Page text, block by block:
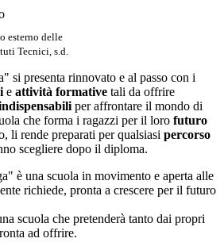
esterno delle
Tecnici, s.d.
si presenta rinnovato e al passo con i
e attività formative tali da offrire
per affrontare il mondo di
che forma i ragazzi per il loro futuro
li rende preparati per qualsiasi percorso
scegliere dopo il diploma.
è una scuola in movimento e aperta alle
richiede, pronta a crescere per il futuro
scuola che pretenderà tanto dai propri
ad offrire.